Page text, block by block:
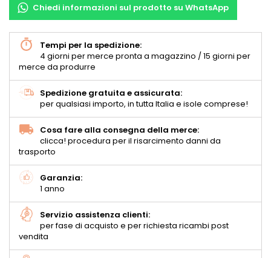
Chiedi informazioni sul prodotto su WhatsApp
Tempi per la spedizione:
4 giorni per merce pronta a magazzino / 15 giorni per
merce da produrre
Spedizione gratuita e assicurata:
per qualsiasi importo, in tutta Italia e isole comprese!
Cosa fare alla consegna della merce:
clicca! procedura per il risarcimento danni da
trasporto
Garanzia:
1 anno
Servizio assistenza clienti:
per fase di acquisto e per richiesta ricambi post
vendita